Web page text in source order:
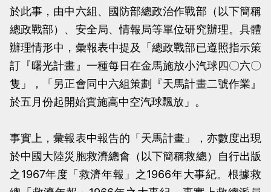
於此事，由中六組、國防部總政治作戰部（以下簡稱
總政戰部）、安全局、情報局等單位研究辦理。具體
辦理情形中，彙報表中提及「總政戰部已遵照指示策
訂『曙光計畫』一種每日在金馬施放小汽球四〇六〇
隻」，「另正會同中六組策劃『天馬計畫二號作業』
於五月份起開始實施高中空汽球飄放」。
事實上，彙報表中報告的「天馬計畫」，亦數度出現
於中國大陸災胞救濟總會（以下簡稱救總）自行出版
之1967年度「救濟年報」之1966年大事紀。根據救